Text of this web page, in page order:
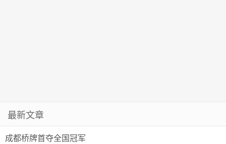
最新文章
成都桥牌首夺全国冠军